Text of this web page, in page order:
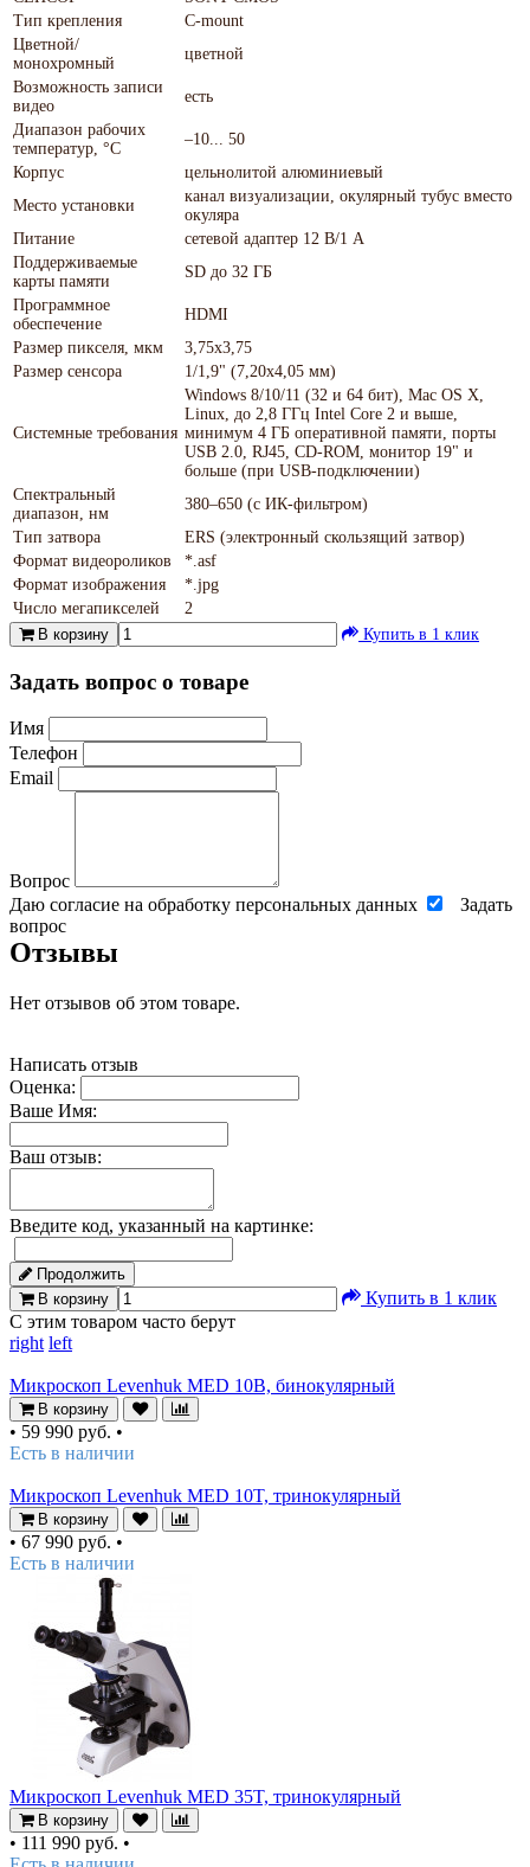
Тип крепления
C-mount
Цветной/
монохромный
цветной
Возможность записи
видео
есть
Диапазон рабочих
температур, °С
–10... 50
Корпус
цельнолитой алюминиевый
Место установки
канал визуализации, окулярный тубус вместо
окуляра
Питание
сетевой адаптер 12 В/1 А
Поддерживаемые
карты памяти
SD до 32 ГБ
Программное
обеспечение
HDMI
Размер пикселя, мкм
3,75x3,75
Размер сенсора
1/1,9" (7,20х4,05 мм)
Системные требования
Windows 8/10/11 (32 и 64 бит), Mac OS X,
Linux, до 2,8 ГГц Intel Core 2 и выше,
минимум 4 ГБ оперативной памяти, порты
USB 2.0, RJ45, CD-ROM, монитор 19" и
больше (при USB-подключении)
Спектральный
диапазон, нм
380–650 (с ИК-фильтром)
Тип затвора
ERS (электронный скользящий затвор)
Формат видеороликов
*.asf
Формат изображения
*.jpg
Число мегапикселей
2
В корзину
Купить в 1 клик
Задать вопрос о товаре
Имя
Телефон
Email
Вопрос
Даю согласие на обработку персональных данных
Задать
вопрос
Отзывы
Нет отзывов об этом товаре.
Написать отзыв
Оценка:
Ваше Имя:
Ваш отзыв:
Введите код, указанный на картинке:
Продолжить
В корзину
Купить в 1 клик
С этим товаром часто берут
right left
Микроскоп Levenhuk MED 10B, бинокулярный
В корзину
• 59 990 руб. •
Есть в наличии
Микроскоп Levenhuk MED 10T, тринокулярный
В корзину
• 67 990 руб. •
Есть в наличии
Микроскоп Levenhuk MED 35T, тринокулярный
В корзину
• 111 990 руб. •